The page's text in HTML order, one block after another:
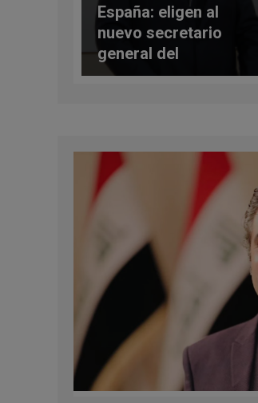
España: eligen al
nuevo secretario
general del
Episcopado Español